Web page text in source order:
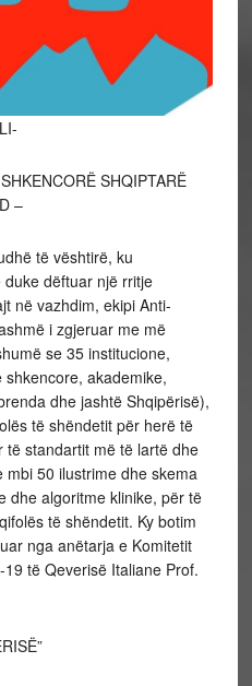
SHQIPTARË
–
të vështirë, ku
dëftuar një rritje
në vazhdim, ekipi Anti-
i zgjeruar me më
se 35 institucione,
akademike,
dhe jashtë Shqipërisë),
të shëndetit për herë të
standartit më të lartë dhe
mbi 50 ilustrime dhe skema
dhe algoritme klinike, për të
të shëndetit. Ky botim
nga anëtarja e Komitetit
të Qeverisë Italiane Prof.